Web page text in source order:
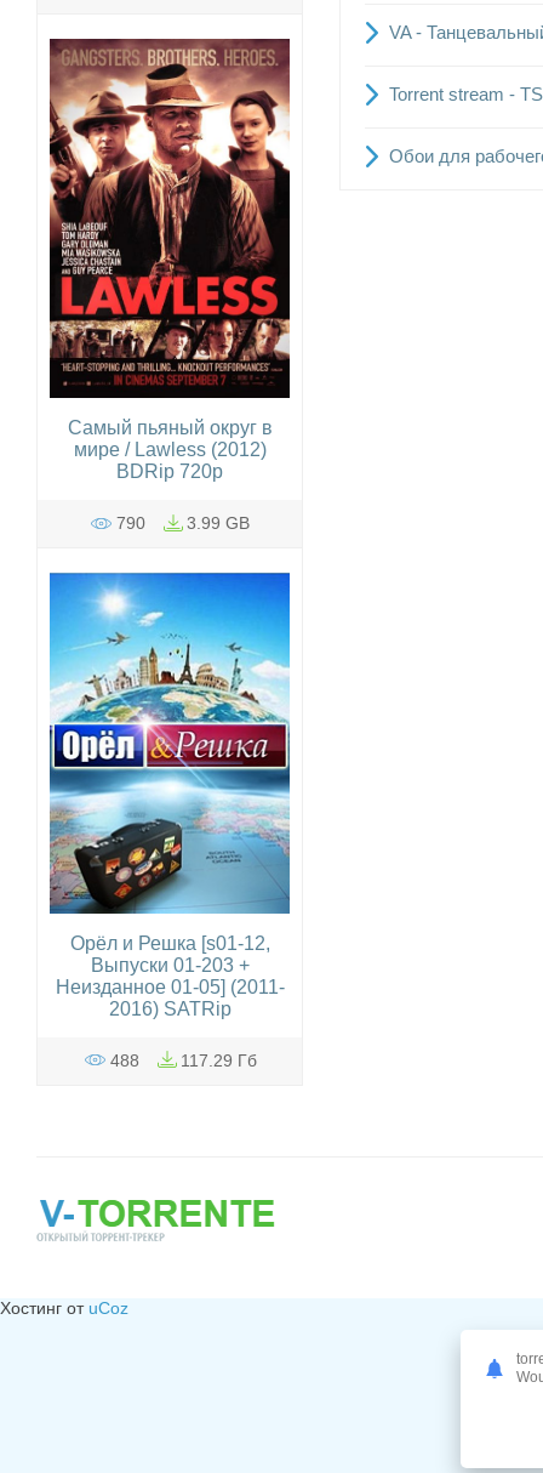
VA -
Torrent stream -
Обои для
Самый пьяный округ в
мире / Lawless (2012)
BDRip 720p
790 3.99 GB
Орёл и Решка [s01-12,
Выпуски 01-203 +
Неизданное 01-05] (2011-
2016) SATRip
488 117.29 Гб
Хостинг от uCoz